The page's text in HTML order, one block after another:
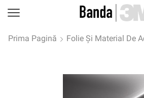
Prima Pagină Folie Și Material De